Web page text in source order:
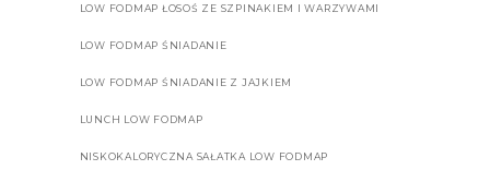
LOW FODMAP ŁOSOŚ ZE SZPINAKIEM I WARZYWAMI
LOW FODMAP ŚNIADANIE
LOW FODMAP ŚNIADANIE Z JAJKIEM
LUNCH LOW FODMAP
NISKOKALORYCZNA SAŁATKA LOW FODMAP